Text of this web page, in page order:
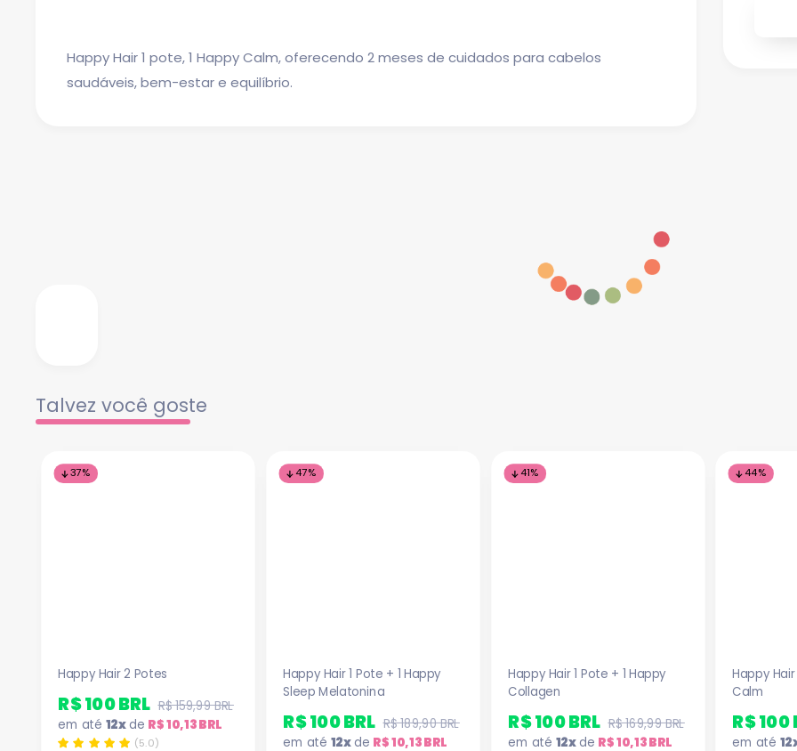
Happy Hair 1 pote, 1 Happy Calm, oferecendo 2 meses de cuidados para cabelos
saudáveis, bem-estar e equilíbrio.
Talvez você goste
37%
Happy Hair 2 Potes
R$ 100 BRL R$ 159,99 BRL
em até 12xde R$ 10,13 BRL
(5.0)
47%
Happy Hair 1 Pote + 1 Happy
Sleep Melatonina
R$ 100 BRL R$ 189,90 BRL
em até 12xde R$ 10,13 BRL
41%
Happy Hair 1 Pote + 1 Happy
Collagen
R$ 100 BRL R$ 169,99 BRL
em até 12xde R$ 10,13 BRL
44%
Happy Hair
Calm
R$ 100
em até